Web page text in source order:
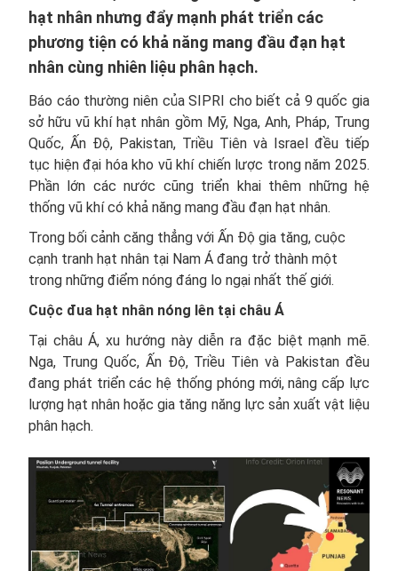
hạt nhân nhưng đẩy mạnh phát triển các
phương tiện có khả năng mang đầu đạn hạt
nhân cùng nhiên liệu phân hạch.
Báo cáo thường niên của SIPRI cho biết cả 9 quốc gia
sở hữu vũ khí hạt nhân gồm Mỹ, Nga, Anh, Pháp, Trung
Quốc, Ấn Độ, Pakistan, Triều Tiên và Israel đều tiếp
tục hiện đại hóa kho vũ khí chiến lược trong năm 2025.
Phần lớn các nước cũng triển khai thêm những hệ
thống vũ khí có khả năng mang đầu đạn hạt nhân.
Trong bối cảnh căng thẳng với Ấn Độ gia tăng, cuộc
cạnh tranh hạt nhân tại Nam Á đang trở thành một
trong những điểm nóng đáng lo ngại nhất thế giới.
Cuộc đua hạt nhân nóng lên tại châu Á
Tại châu Á, xu hướng này diễn ra đặc biệt mạnh mẽ.
Nga, Trung Quốc, Ấn Độ, Triều Tiên và Pakistan đều
đang phát triển các hệ thống phóng mới, nâng cấp lực
lượng hạt nhân hoặc gia tăng năng lực sản xuất vật liệu
phân hạch.